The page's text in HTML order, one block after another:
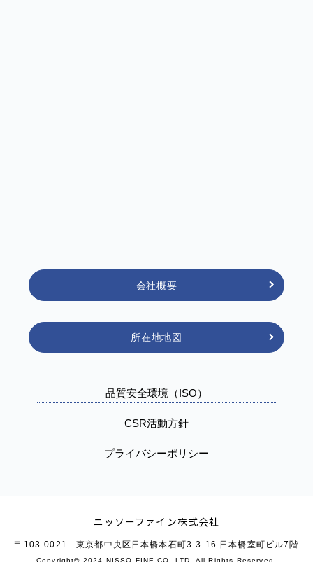
会社概要
所在地地図
品質安全環境（ISO）
CSR活動方針
プライバシーポリシー
ニッソーファイン株式会社
〒103-0021 東京都中央区日本橋本石町3-3-16 日本橋室町ビル7階
Copyright© 2024 NISSO FINE CO.,LTD. All Rights Reserved.